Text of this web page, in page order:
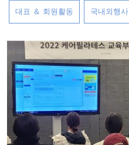
대표 ＆ 회원활동 국내외행사